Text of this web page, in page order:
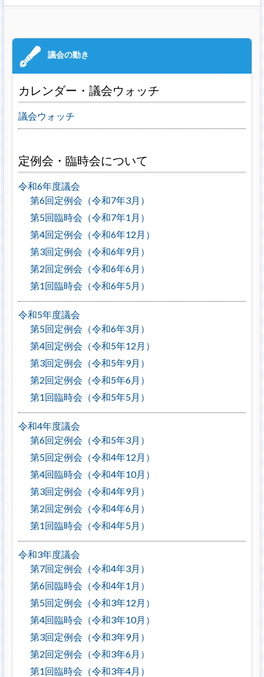
カレンダー・議会ウォッチ
議会ウォッチ
定例会・臨時会について
令和6年度議会
第6回定例会（令和7年3月）
第5回臨時会（令和7年1月）
第4回定例会（令和6年12月）
第3回定例会（令和6年9月）
第2回定例会（令和6年6月）
第1回臨時会（令和6年5月）
令和5年度議会
第5回定例会（令和6年3月）
第4回定例会（令和5年12月）
第3回定例会（令和5年9月）
第2回定例会（令和5年6月）
第1回臨時会（令和5年5月）
令和4年度議会
第6回定例会（令和5年3月）
第5回定例会（令和4年12月）
第4回臨時会（令和4年10月）
第3回定例会（令和4年9月）
第2回定例会（令和4年6月）
第1回臨時会（令和4年5月）
令和3年度議会
第7回定例会（令和4年3月）
第6回臨時会（令和4年1月）
第5回定例会（令和3年12月）
第4回臨時会（令和3年10月）
第3回定例会（令和3年9月）
第2回定例会（令和3年6月）
第1回臨時会（令和3年4月）